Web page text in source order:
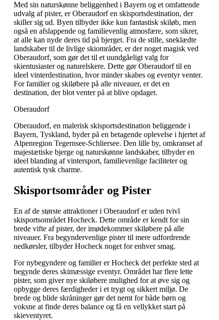
Med sin naturskønne beliggenhed i Bayern og et omfattende
udvalg af pister, er Oberaudorf en skisportsdestination, der
skiller sig ud. Byen tilbyder ikke kun fantastisk skiløb, men
også en afslappende og familievenlig atmosfære, som sikrer,
at alle kan nyde deres tid på bjerget. Fra de stille, sneklædte
landskaber til de livlige skiområder, er der noget magisk ved
Oberaudorf, som gør det til et uundgåeligt valg for
skientusiaster og naturelskere. Dette gør Oberaudorf til en
ideel vinterdestination, hvor minder skabes og eventyr venter.
For familier og skiløbere på alle niveauer, er det en
destination, der blot venter på at blive opdaget.
Oberaudorf
Oberaudorf, en malerisk skisportsdestination beliggende i
Bayern, Tyskland, byder på en betagende oplevelse i hjertet af
Alpenregion Tegernsee-Schliersee. Den lille by, omkranset af
majestætiske bjerge og naturskønne landskaber, tilbyder en
ideel blanding af vintersport, familievenlige faciliteter og
autentisk tysk charme.
Skisportsområder og Pister
En af de største attraktioner i Oberaudorf er uden tvivl
skisportsområdet Hocheck. Dette område er kendt for sin
brede vifte af pister, der imødekommer skiløbere på alle
niveauer. Fra begyndervenlige pister til mere udfordrende
nedkørsler, tilbyder Hocheck noget for enhver smag.
For nybegyndere og familier er Hocheck det perfekte sted at
begynde deres skimæssige eventyr. Området har flere lette
pister, som giver nye skiløbere mulighed for at øve sig og
opbygge deres færdigheder i et trygt og sikkert miljø. De
brede og blide skråninger gør det nemt for både børn og
voksne at finde deres balance og få en vellykket start på
skieventyret.